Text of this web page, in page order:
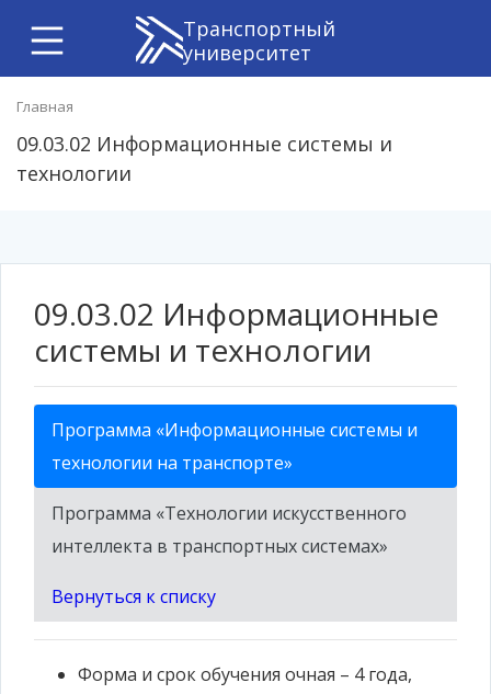
Транспортный
университет
Главная
09.03.02 Информационные системы и
технологии
09.03.02 Информационные
системы и технологии
Программа «Информационные системы и
технологии на транспорте»
Программа «Технологии искусственного
интеллекта в транспортных системах»
Вернуться к списку
Форма и срок обучения очная – 4 года,